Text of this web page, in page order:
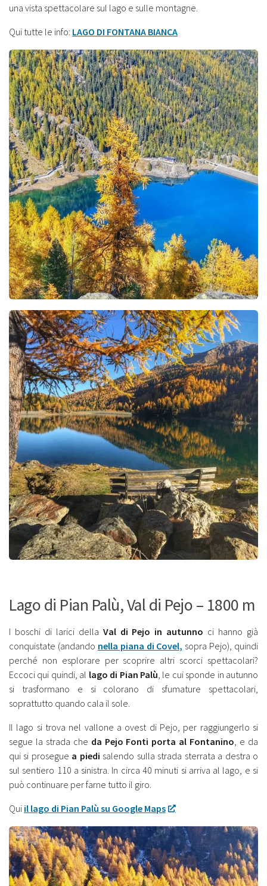
una vista spettacolare sul lago e sulle montagne.
Qui tutte le info: LAGO DI FONTANA BIANCA
Lago di Pian Palù, Val di Pejo – 1800 m
I boschi di larici della Val di Pejo in autunno ci hanno già
conquistate (andando nella piana di Covel, sopra Pejo), quindi
perché non esplorare per scoprire altri scorci spettacolari?
Eccoci qui quindi, al lago di Pian Palù, le cui sponde in autunno
si trasformano e si colorano di sfumature spettacolari,
soprattutto quando cala il sole.
Il lago si trova nel vallone a ovest di Pejo, per raggiungerlo si
segue la strada che da Pejo Fonti porta al Fontanino, e da
qui si prosegue a piedi salendo sulla strada sterrata a destra o
sul sentiero 110 a sinistra. In circa 40 minuti si arriva al lago, e si
può continuare per farne tutto il giro.
Qui il lago di Pian Palù su Google Maps